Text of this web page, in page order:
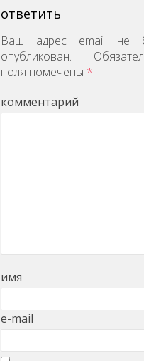
ответить
Ваш адрес email не
опубликован.
поля помечены *
комментарий
имя
e-mail